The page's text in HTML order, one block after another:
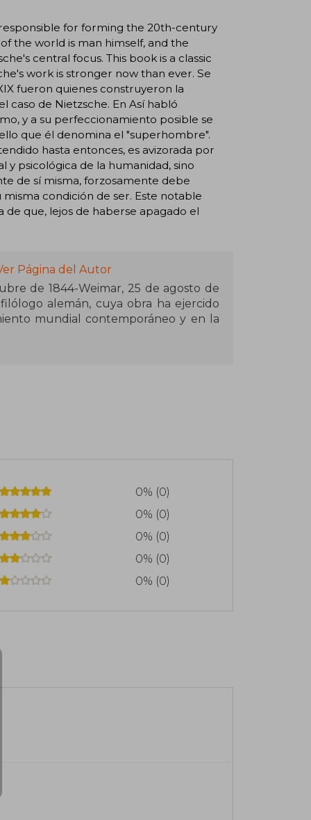
for forming the 20th-century
the world is man himself, and the
central focus. This book is a classic
work is stronger now than ever. Se
fueron quienes construyeron la
caso de Nietzsche. En Así habló
y a su perfeccionamiento posible se
que él denomina el "superhombre".
hasta entonces, es avizorada por
y psicológica de la humanidad, sino
de sí misma, forzosamente debe
condición de ser. Este notable
que, lejos de haberse apagado el
Página del Autor
de 1844-Weimar, 25 de agosto de
alemán, cuya obra ha ejercido
mundial contemporáneo y en la
como el arte, la filología, la música,
las ideas de este último, y en
0% (0)
0% (0)
0% (0)
0% (0)
0% (0)